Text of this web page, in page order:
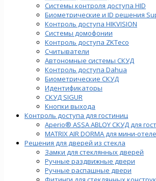
Системы контроля доступа HID
Биометрические и ID решения
Контроль доступа HIKVISION
Системы домофонии
Контроль доступа ZKTeco
Считыватели
Автономные системы СКУД
Контроль доступа Dahua
Биометрические СКУД
Идентификаторы
СКУД SIGUR
Кнопки выхода
Контроль доступа для гостиниц
Aperio® ASSA ABLOY СКУД для
MATRIX AIR DORMA для мини-
Решения для дверей из стекла
Замки для стеклянных дверей
Ручные раздвижные двери
Ручные распашные двери